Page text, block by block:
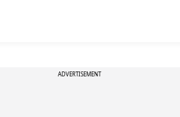
ADVERTISEMENT